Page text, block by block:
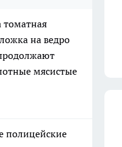
томатная
на ведро
мясистые
полицейские